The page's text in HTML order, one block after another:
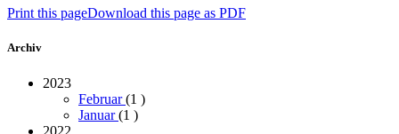
Print this pageDownload this page as PDF
Archiv
2023
Februar(1 )
Januar(1 )
2022